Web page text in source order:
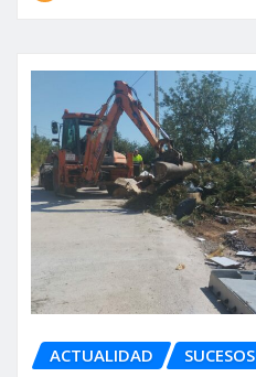
ACTUALIDAD SUCESOS